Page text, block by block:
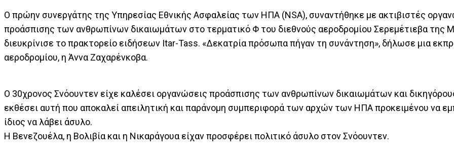
Ο πρώην συνεργάτης της Υπηρεσίας Εθνικής Ασφαλείας των ΗΠΑ (NSA), συναντήθηκε με ακτιβιστές
προάσπισης των ανθρωπίνων δικαιωμάτων στο τερματικό Φ του διεθνούς αεροδρομίου Σερεμέτιεβα της
διευκρίνισε το πρακτορείο ειδήσεων Itar-Tass. «Δεκατρία πρόσωπα πήγαν τη συνάντηση», δήλωσε μια
αεροδρομίου, η Άννα Ζαχαρένκοβα.
Ο 30χρονος Σνόουντεν είχε καλέσει οργανώσεις προάσπισης των ανθρωπίνων δικαιωμάτων και
εκθέσει αυτή που αποκαλεί απειλητική και παράνομη συμπεριφορά των αρχών των ΗΠΑ προκειμένου να
ίδιος να λάβει άσυλο.
Η Βενεζουέλα, η Βολιβία και η Νικαράγουα είχαν προσφέρει πολιτικό άσυλο στον Σνόουντεν.